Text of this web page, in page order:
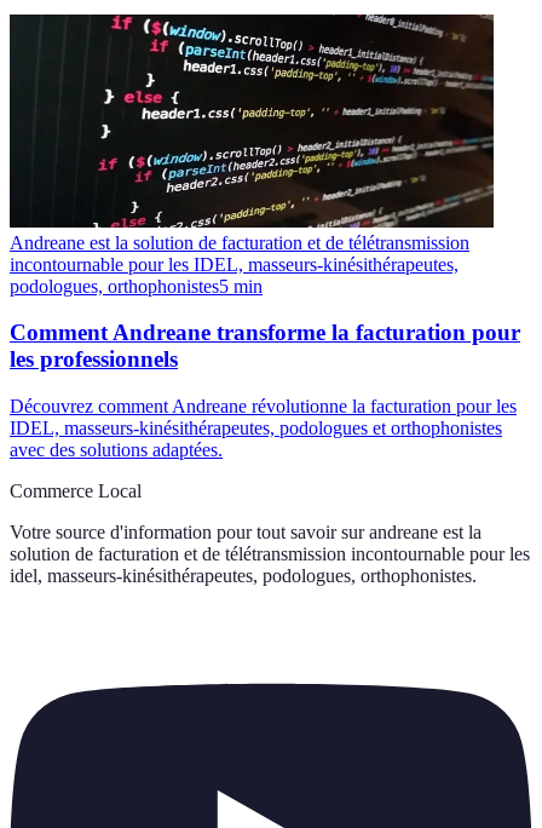
Andreane est la solution de facturation et de télétransmission
incontournable pour les IDEL, masseurs-kinésithérapeutes,
podologues, orthophonistes5 min
Comment Andreane transforme la facturation pour
les professionnels
Découvrez comment Andreane révolutionne la facturation pour les
IDEL, masseurs-kinésithérapeutes, podologues et orthophonistes
avec des solutions adaptées.
Commerce Local
Votre source d'information pour tout savoir sur andreane est la
solution de facturation et de télétransmission incontournable pour les
idel, masseurs-kinésithérapeutes, podologues, orthophonistes.